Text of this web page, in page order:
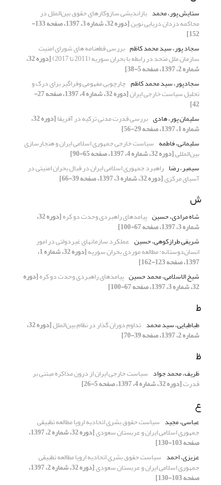
ستایش پور، محمد بازاندیشی سازوکارهای حقوق بین‌الملل در
محاکمه دزدان دریایی نوین [دوره 32، شماره 3، 1397، صفحه 133-
152]
سجاد پور، سید محمد کاظم بررسی قطعنامه های شورای امنیت
سازمان ملل متحد در رابطه با بحران سوریه (2011 تا 2017) [دوره 32،
شماره 2، 1397، صفحه 5-38]
سجادپور، سید محمد کاظم چارچوبی مفهومی وفراگیر برای درک و
تحلیل سیاست خارجی ایران [دوره 32، شماره 4، 1397، صفحه 27-
42]
سلیمان پور، هادی بررسی قدرت مدنی ترکیه در آفریقا [دوره 32،
شماره 1، 1397، صفحه 29-56]
سلیمانی، فاطمه سیاست خارجی جمهوری اسلامی ایران و هنجارسازی
بین‌المللی[دوره 32، شماره 4، 1397، صفحه 65-90]
سیمبر، رضا راهبرد جمهوری اسلامی ایران در قبال بحران امنیتی در
آسیای مرکزی[دوره 32، شماره 3، 1397، صفحه 39-66]
ش
شاه مرادی، حسین پیامدهای راهبردی وحدت دو کره [دوره 32،
شماره 3، 1397، صفحه 67-100]
شریفی طرازکوهی، حسین عملکرد سازمانهای غیردولتی در امور
انسان‌دوستانه: مطالعه موردی بحران سوریه [دوره 32، شماره 1،
1397، صفحه 123-162]
شیخ الاسلامی، محمد حسین پیامدهای راهبردی وحدت دو کره[دوره
32، شماره 3، 1397، صفحه 67-100]
ط
طباطبایی، سید محمد تداوم دوران گذار در نظام بین‌الملل [دوره 32،
شماره 2، 1397، صفحه 39-70]
ظ
ظریف، محمد جواد سیاست خارجی ایران از درون مذاکره مبتنی بر
قدرت[دوره 32، شماره 4، 1397، صفحه 5-26]
ع
عباسی، مجید سیاست حقوق بشری اتحادیه اروپا مطالعه تطبیقی
جمهوری اسلامی ایران و عربستان سعودی [دوره 32، شماره 2، 1397،
صفحه 103-130]
عزیزی، احمد سیاست حقوق بشری اتحادیه اروپا مطالعه تطبیقی
جمهوری اسلامی ایران و عربستان سعودی [دوره 32، شماره 2، 1397،
صفحه 103-130]